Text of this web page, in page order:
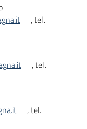
, tel.
, tel.
, tel.